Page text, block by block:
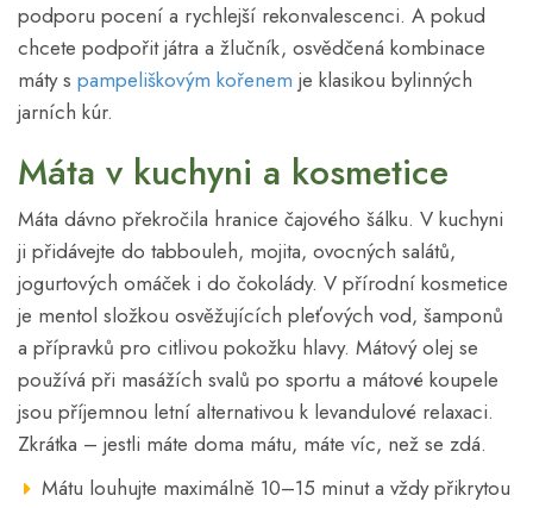
podporu pocení a rychlejší rekonvalescenci. A pokud
chcete podpořit játra a žlučník, osvědčená kombinace
máty s pampeliškovým kořenem je klasikou bylinných
jarních kúr.
Máta v kuchyni a kosmetice
Máta dávno překročila hranice čajového šálku. V kuchyni
ji přidávejte do tabbouleh, mojita, ovocných salátů,
jogurtových omáček i do čokolády. V přírodní kosmetice
je mentol složkou osvěžujících pleťových vod, šamponů
a přípravků pro citlivou pokožku hlavy. Mátový olej se
používá při masážích svalů po sportu a mátové koupele
jsou příjemnou letní alternativou k levandulové relaxaci.
Zkrátka – jestli máte doma mátu, máte víc, než se zdá.
Mátu louhujte maximálně 10–15 minut a vždy přikrytou